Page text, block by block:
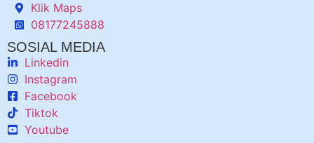
Klik Maps
08177245888
SOSIAL MEDIA
Linkedin
Instagram
Facebook
Tiktok
Youtube